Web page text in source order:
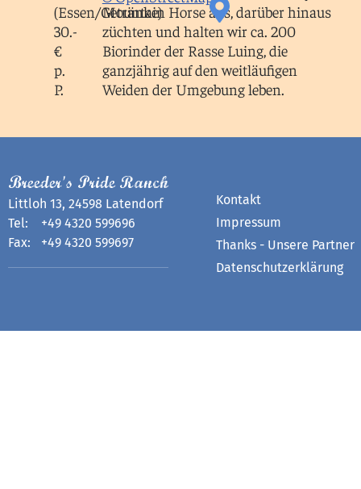
(Essen/Getränke)
30.-
€
p.
P.
Mountain Horse aus, darüber hinaus
züchten und halten wir ca. 200
Biorinder der Rasse Luing, die
ganzjährig auf den weitläufigen
Weiden der Umgebung leben.
Breeder's Pride Ranch
Littloh 13, 24598 Latendorf
Tel:
+49 4320 599696
Fax:
+49 4320 599697
Kontakt
Impressum
Thanks - Unsere Partner
Datenschutzerklärung